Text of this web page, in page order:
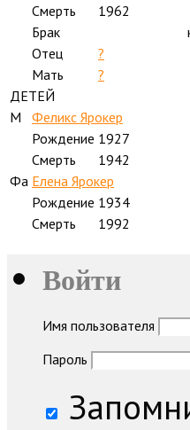
Смерть
1962
Брак
Отец
?
Мать
?
ДЕТЕЙ
M
Феликс Ярокер
Рождение 1927
Смерть
1942
Фа Елена Ярокер
Рождение 1934
Смерть
1992
Войти
Имя пользователя
Пароль